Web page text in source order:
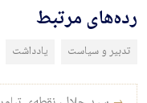
رده‌های مرتبط
تدبیر و سیاست یادداشت